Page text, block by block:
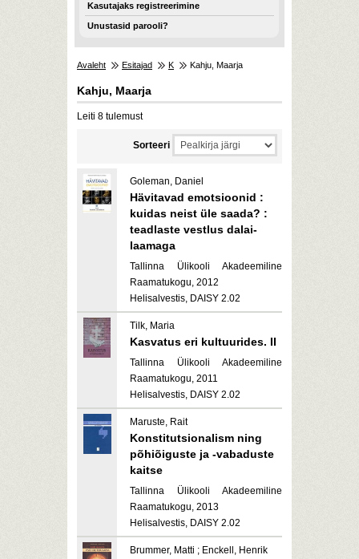
Kasutajaks registreerimine
Unustasid parooli?
Avaleht Esitajad K Kahju, Maarja
Kahju, Maarja
Leiti 8 tulemust
Sorteeri
Goleman, Daniel
Hävitavad emotsioonid :
kuidas neist üle saada? :
teadlaste vestlus dalai-
laamaga
Tallinna Ülikooli Akadeemiline
Raamatukogu, 2012
Helisalvestis, DAISY 2.02
Tilk, Maria
Kasvatus eri kultuurides. II
Tallinna Ülikooli Akadeemiline
Raamatukogu, 2011
Helisalvestis, DAISY 2.02
Maruste, Rait
Konstitutsionalism ning
põhiõiguste ja -vabaduste
kaitse
Tallinna Ülikooli Akadeemiline
Raamatukogu, 2013
Helisalvestis, DAISY 2.02
Brummer, Matti ; Enckell, Henrik